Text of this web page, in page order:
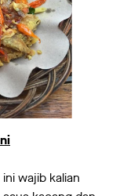
wajib kalian